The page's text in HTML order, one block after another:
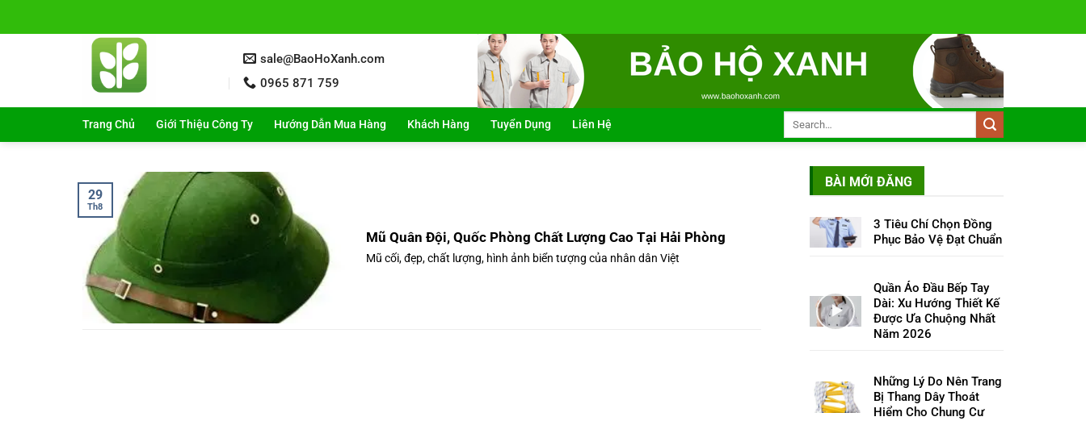
sale@BaoHoXanh.com
0965 871 759
Trang Chủ Giới Thiệu Công Ty Hướng Dẫn Mua Hàng Khách Hàng Tuyển Dụng Liên Hệ
Mũ Quân Đội, Quốc Phòng Chất Lượng Cao Tại Hải Phòng
Mũ cối, đẹp, chất lượng, hình ảnh biển tượng của nhân dân Việt
29
Th8
BÀI MỚI ĐĂNG
3 Tiêu Chí Chọn Đồng
Phục Bảo Vệ Đạt Chuẩn
Quần Áo Đầu Bếp Tay
Dài: Xu Hướng Thiết Kế
Được Ưa Chuộng Nhất
Năm 2026
Những Lý Do Nên Trang
Bị Thang Dây Thoát
Hiểm Cho Chung Cư